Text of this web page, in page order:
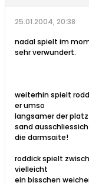
25.01.2004, 20:38
nadal spielt im
sehr verwundert.
weiterhin spielt
er umso
langsamer der
sand ausschliessich
die darmsaite!
roddick spielt
vielleicht
ein bisschen